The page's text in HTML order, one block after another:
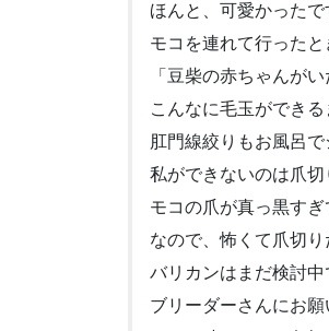
ほんと、可愛かったで
モコを連れて行った
「豆柴の赤ちゃんが
こんなに毛玉ができ
肛門線絞りもお風呂
私ができないのは爪切
モコの爪が真っ黒す
なので、怖くて爪切
バリカンはまだ検討中
ブリーダーさんにお